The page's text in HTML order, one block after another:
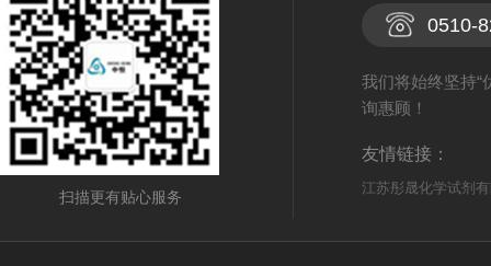
扫描更有贴心服务
0510-
我们将始终坚持“
询惠顾！
友情链接：
江苏彤晟化学试剂